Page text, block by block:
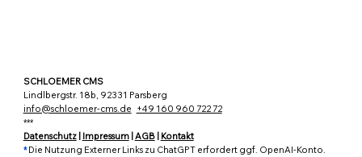
SCHLOEMER CMS
Lindlbergstr. 18b, 92331 Parsberg
info@schloemer-cms.de +49 160 960 722 72
***
Datenschutz| Impressum| AGB| Kontakt
*Die Nutzung Externer Links zu ChatGPT erfordert ggf. OpenAI-Konto.